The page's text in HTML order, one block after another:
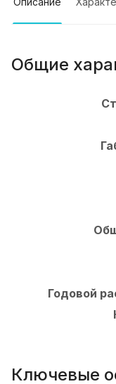
Общие
Годовой
Ключевые